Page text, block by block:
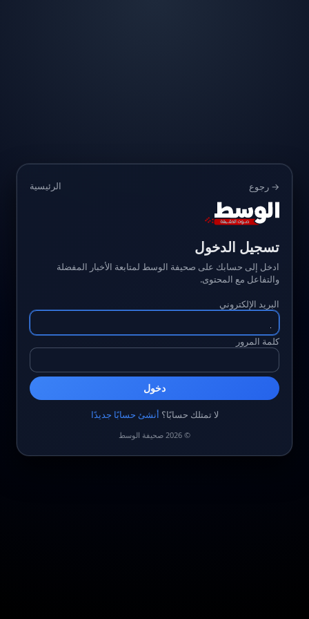
→ رجوع الرئيسية
تسجيل الدخول
ادخل إلى حسابك على صحيفة الوسط لمتابعة الأخبار المفضلة
والتفاعل مع المحتوى.
البريد الإلكتروني
كلمة المرور
دخول
لا تمتلك حسابًا؟ أنشئ حسابًا جديدًا
© 2026 صحيفة الوسط